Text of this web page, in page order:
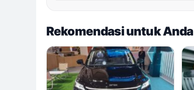
Rekomendasi untuk Anda